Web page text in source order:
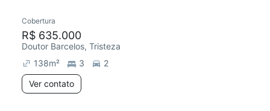
Redecorar
Cobertura
R$ 635.000
Doutor Barcelos, Tristeza
138m² 3
2
Ver contato